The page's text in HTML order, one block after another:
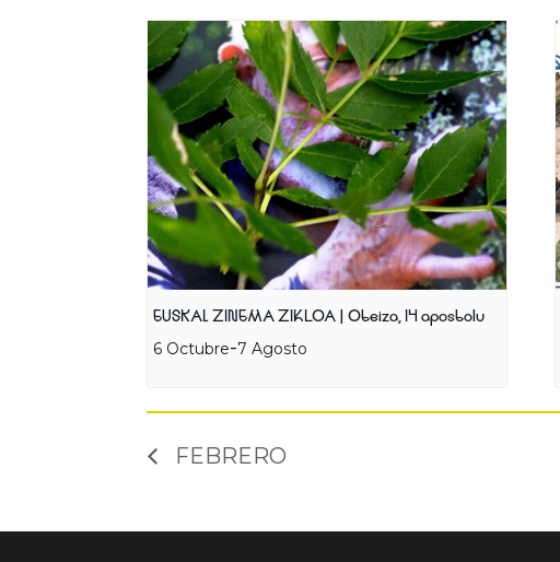
EUSKAL ZINEMA ZIKLOA | Oteiza, 14 apostolu
6 Octubre-7 Agosto
FEBRERO